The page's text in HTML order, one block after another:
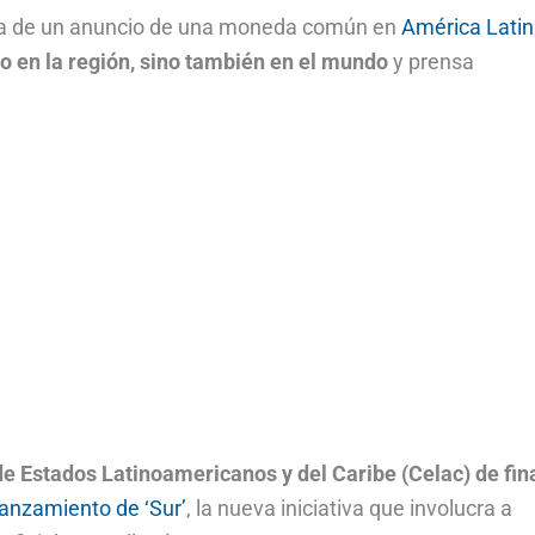
un anuncio de una moneda común en América
en la región, sino también en el mundoy prensa
Estados Latinoamericanos y del Caribe (Celac) de
de ‘Sur’, la nueva iniciativa que involucra a